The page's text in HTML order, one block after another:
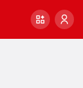
Paylaş